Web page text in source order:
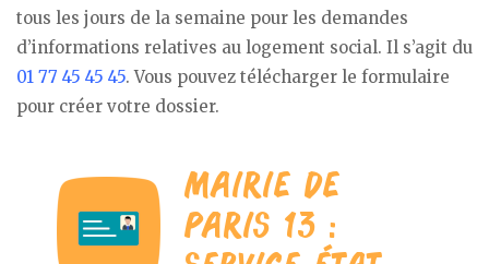
tous les jours de la semaine pour les demandes
d’informations relatives au logement social. Il s’agit du
01 77 45 45 45. Vous pouvez télécharger le formulaire
pour créer votre dossier.